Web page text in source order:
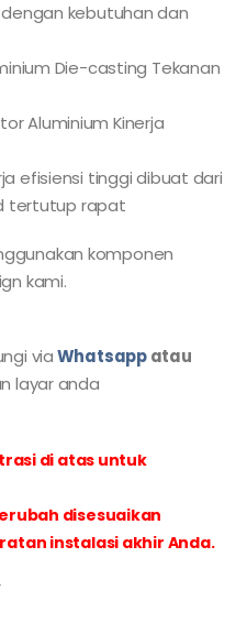
kebutuhan dan
Die-casting Tekanan
Kinerja
tinggi dibuat dari
tertutup rapat
komponen
kami.
viaWhatsappatau
layar anda
di atas untuk
disesuaikan
instalasi akhir Anda.